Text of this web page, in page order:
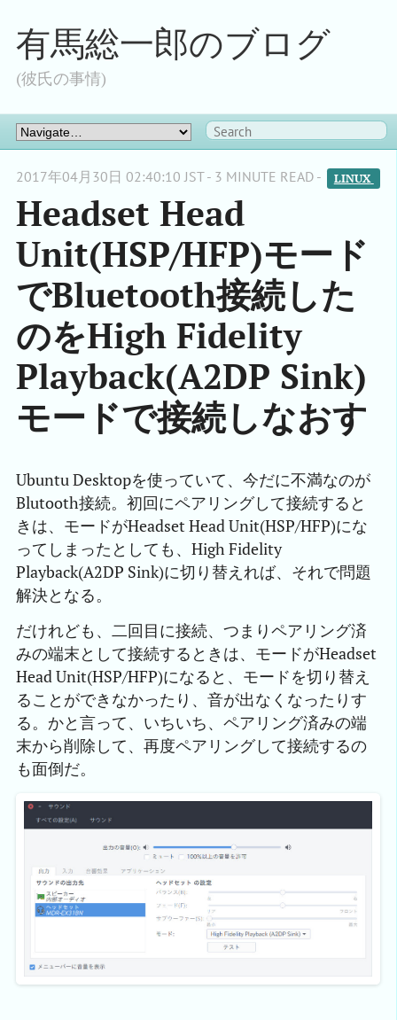
有馬総一郎のブログ
(彼氏の事情)
2017年04月30日 02:40:10 JST - 3 MINUTE READ - LINUX
Headset Head
Unit(HSP/HFP)モード
でBluetooth接続した
のをHigh Fidelity
Playback(A2DP Sink)
モードで接続しなおす
Ubuntu Desktopを使っていて、今だに不満なのが
Blutooth接続。初回にペアリングして接続すると
きは、モードがHeadset Head Unit(HSP/HFP)にな
ってしまったとしても、High Fidelity
Playback(A2DP Sink)に切り替えれば、それで問題
解決となる。
だけれども、二回目に接続、つまりペアリング済
みの端末として接続するときは、モードがHeadset
Head Unit(HSP/HFP)になると、モードを切り替え
ることができなかったり、音が出なくなったりす
る。かと言って、いちいち、ペアリング済みの端
末から削除して、再度ペアリングして接続するの
も面倒だ。